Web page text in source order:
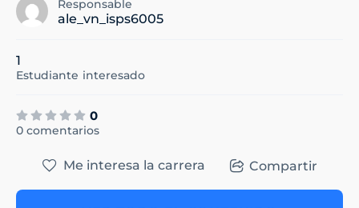
Responsable
ale_vn_isps6005
1
Estudiante interesado
0
0 comentarios
Me interesa la carrera Compartir